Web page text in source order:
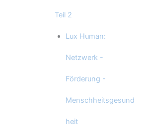
Teil 2
Lux Human:
Netzwerk -
Förderung -
Menschheitsgesund
heit